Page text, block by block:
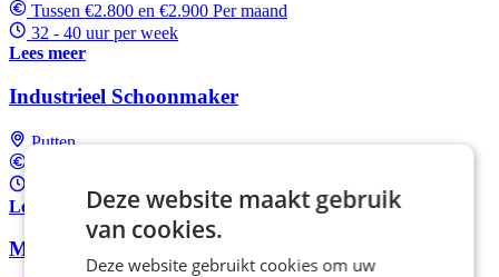
Tussen €2.800 en €2.900 Per maand
32 - 40 uur per week
Lees meer
Industrieel Schoonmaker
Putten
Fulltime (startersfunctie)
Lees meer
Magazijnmedewerker
Deze website maakt gebruik
van cookies.
Deze website gebruikt cookies om uw